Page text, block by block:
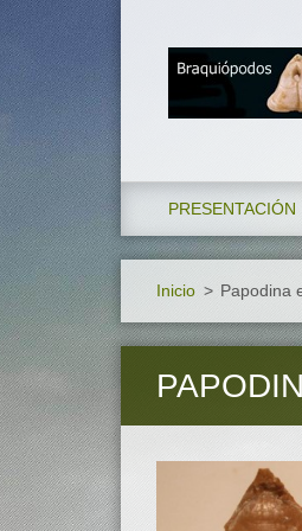
PRESENTACIÓN
Inicio > Papodina